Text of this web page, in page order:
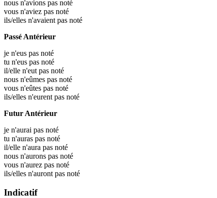
nous n'avions pas noté
vous n'aviez pas noté
ils/elles n'avaient pas noté
Passé Antérieur
je n'eus pas noté
tu n'eus pas noté
il/elle n'eut pas noté
nous n'eûmes pas noté
vous n'eûtes pas noté
ils/elles n'eurent pas noté
Futur Antérieur
je n'aurai pas noté
tu n'auras pas noté
il/elle n'aura pas noté
nous n'aurons pas noté
vous n'aurez pas noté
ils/elles n'auront pas noté
Indicatif